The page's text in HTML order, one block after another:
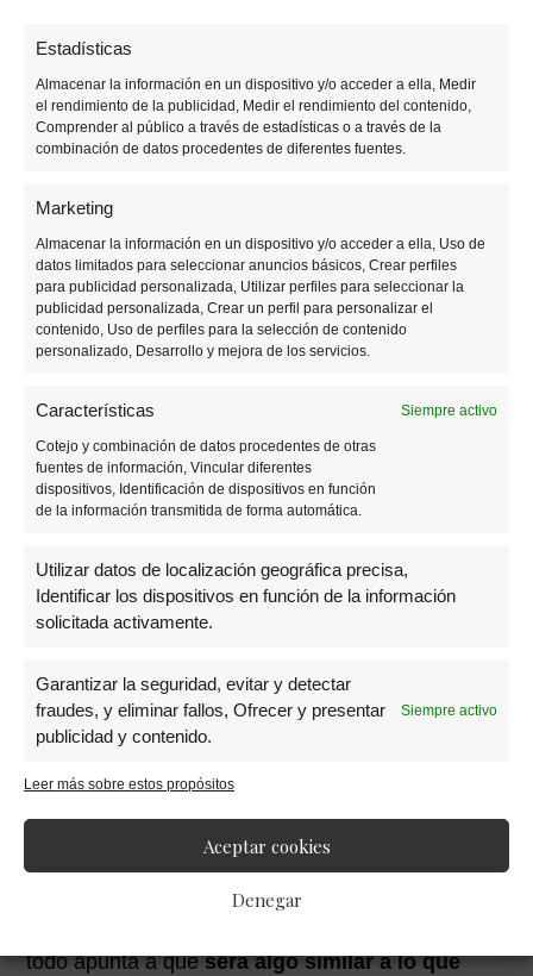
Estadísticas
Almacenar la información en un dispositivo y/o acceder a ella, Medir
el rendimiento de la publicidad, Medir el rendimiento del contenido,
Comprender al público a través de estadísticas o a través de la
combinación de datos procedentes de diferentes fuentes.
Marketing
Almacenar la información en un dispositivo y/o acceder a ella, Uso de
datos limitados para seleccionar anuncios básicos, Crear perfiles
para publicidad personalizada, Utilizar perfiles para seleccionar la
publicidad personalizada, Crear un perfil para personalizar el
contenido, Uso de perfiles para la selección de contenido
personalizado, Desarrollo y mejora de los servicios.
Características Siempre activo
Cotejo y combinación de datos procedentes de otras
fuentes de información, Vincular diferentes
dispositivos, Identificación de dispositivos en función
de la información transmitida de forma automática.
Utilizar datos de localización geográfica precisa,
Identificar los dispositivos en función de la información
solicitada activamente.
Garantizar la seguridad, evitar y detectar
fraudes, y eliminar fallos, Ofrecer y presentar
publicidad y contenido.
Siempre activo
Leer más sobre estos propósitos
Aceptar cookies
Denegar
versiones de
dePS5y Series X.
Porque,aunque actualmente se pueda jugar al
como si de un retrocompatible se tratase. Es
decir,
no está optimizado para ellas
. Lo que CD
Projekt propone es una versión «prácticamente
nueva» del juego para las nuevas consolas
parecida a la de PC que a la actual.
Ahora sí, llega el
Online a «Cyberpunk
Cuando esas dos tareas titánicas estén
completadas será el turno del multijugador
todo apunta a queserá algo similar a lo que